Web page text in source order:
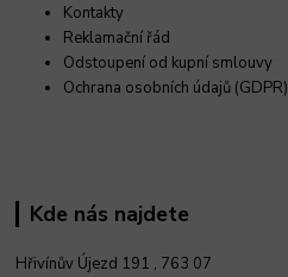
Kontakty
Reklamační řád
Odstoupení od kupní smlouvy
Ochrana osobních údajů (GDPR)
Kde nás najdete
Hřivínův Újezd 191 , 763 07